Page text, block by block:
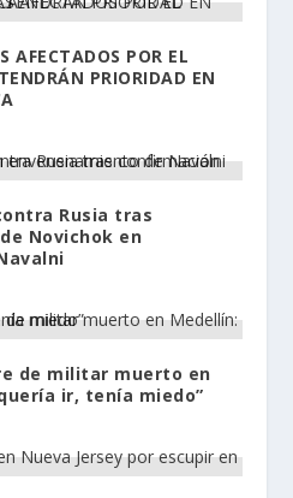
AFECTADOS POR EL
PRIORIDAD EN
Rusia tras
Novichok en
de militar muerto en
ir, tenía miedo”